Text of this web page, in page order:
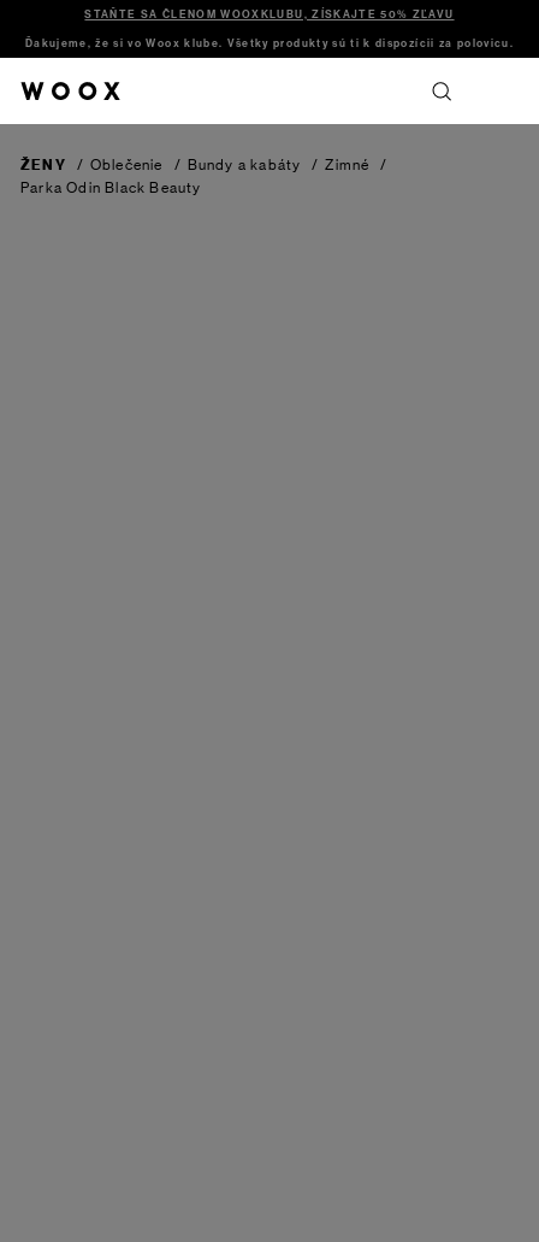
STAŇTE SA ČLENOM WOOXKLUBU, ZÍSKAJTE 50% ZĽAVU
Ďakujeme, že si vo Woox klube. Všetky produkty sú ti k dispozícii za polovicu.
ŽENY / Oblečenie / Bundy a kabáty / Zimné
/
Parka Odin Black Beauty